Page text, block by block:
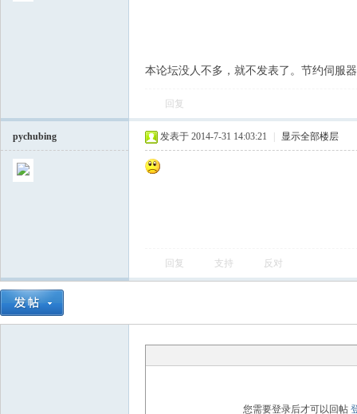
本论坛没人不多，就不发表了。节约伺服
回复
pychubing 发表于 2014-7-31 14:03:21 显示全部楼层
回复 支持 反对
您需要登录后才可以回帖